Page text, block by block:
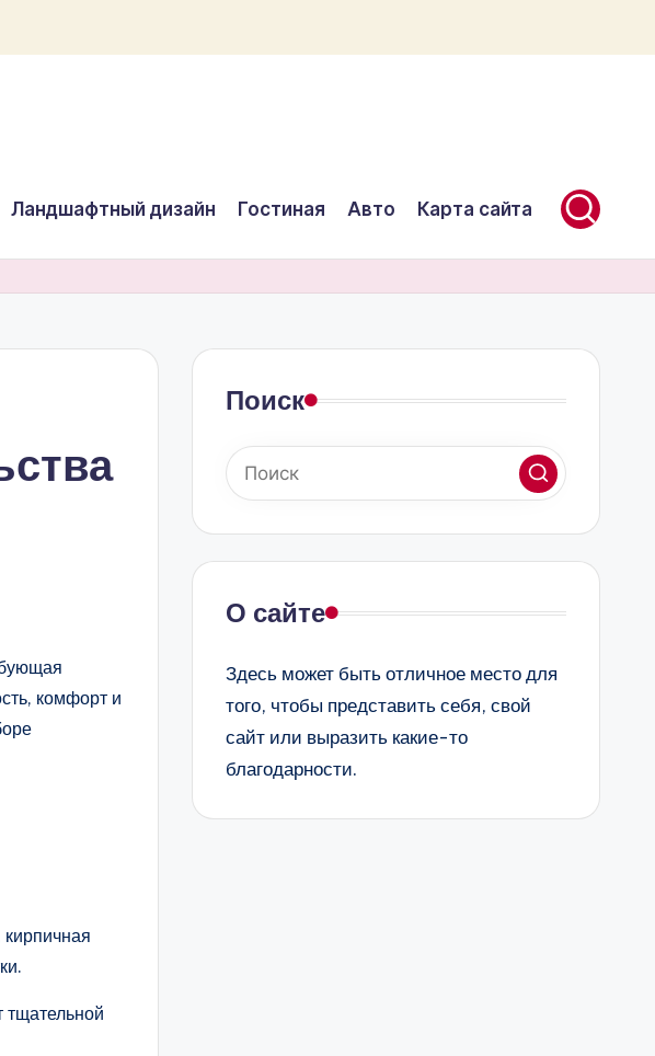
Ландшафтный дизайн Гостиная Авто Карта сайта
комфорт и
тщательной
Поиск
О сайте
Здесь может быть отличное место для
того, чтобы представить себя, свой
сайт или выразить какие-то
благодарности.